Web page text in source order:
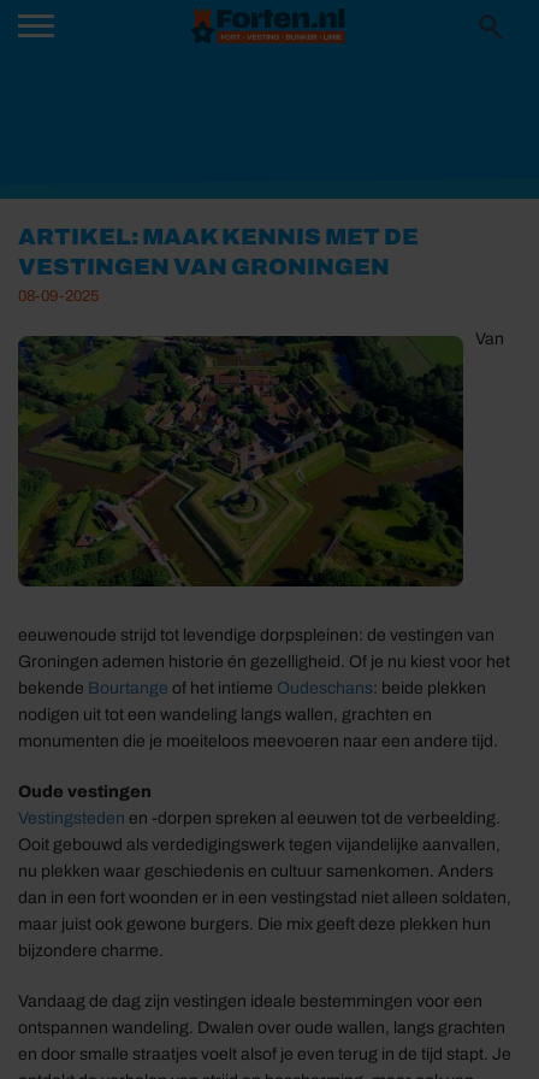
ARTIKEL: MAAK KENNIS MET DE
VESTINGEN VAN GRONINGEN
08-09-2025
Van
eeuwenoude strijd tot levendige dorpspleinen: de vestingen van
Groningen ademen historie én gezelligheid. Of je nu kiest voor het
bekende Bourtange of het intieme Oudeschans: beide plekken
nodigen uit tot een wandeling langs wallen, grachten en
monumenten die je moeiteloos meevoeren naar een andere tijd.
Oude vestingen
Vestingsteden en -dorpen spreken al eeuwen tot de verbeelding.
Ooit gebouwd als verdedigingswerk tegen vijandelijke aanvallen,
nu plekken waar geschiedenis en cultuur samenkomen. Anders
dan in een fort woonden er in een vestingstad niet alleen soldaten,
maar juist ook gewone burgers. Die mix geeft deze plekken hun
bijzondere charme.
Vandaag de dag zijn vestingen ideale bestemmingen voor een
ontspannen wandeling. Dwalen over oude wallen, langs grachten
en door smalle straatjes voelt alsof je even terug in de tijd stapt. Je